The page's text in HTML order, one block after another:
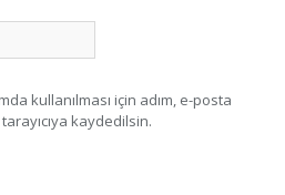
kullanılması için adım, e-posta
kaydedilsin.